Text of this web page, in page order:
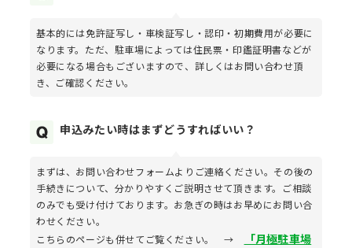
基本的には免許証写し・車検証写し・認印・初期費用が必要に
なります。ただ、駐車場によっては住民票・印鑑証明書などが
必要になる場合もございますので、詳しくはお問い合わせ頂
き、ご確認ください。
申込みたい時はまずどうすればいい？
まずは、お問い合わせフォームよりご連絡ください。その後の
手続きについて、分かりやすくご説明させて頂きます。ご相談
のみでも受け付けております。お急ぎの時はお早めにお問い合
わせください。
こちらのページも併せてご覧ください。 →
「月極駐車場